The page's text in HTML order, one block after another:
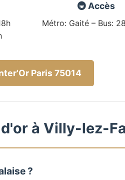
🚇 Accès
Métro: Gaité – Bus:
Paris 75014
à Villy-lez-
?